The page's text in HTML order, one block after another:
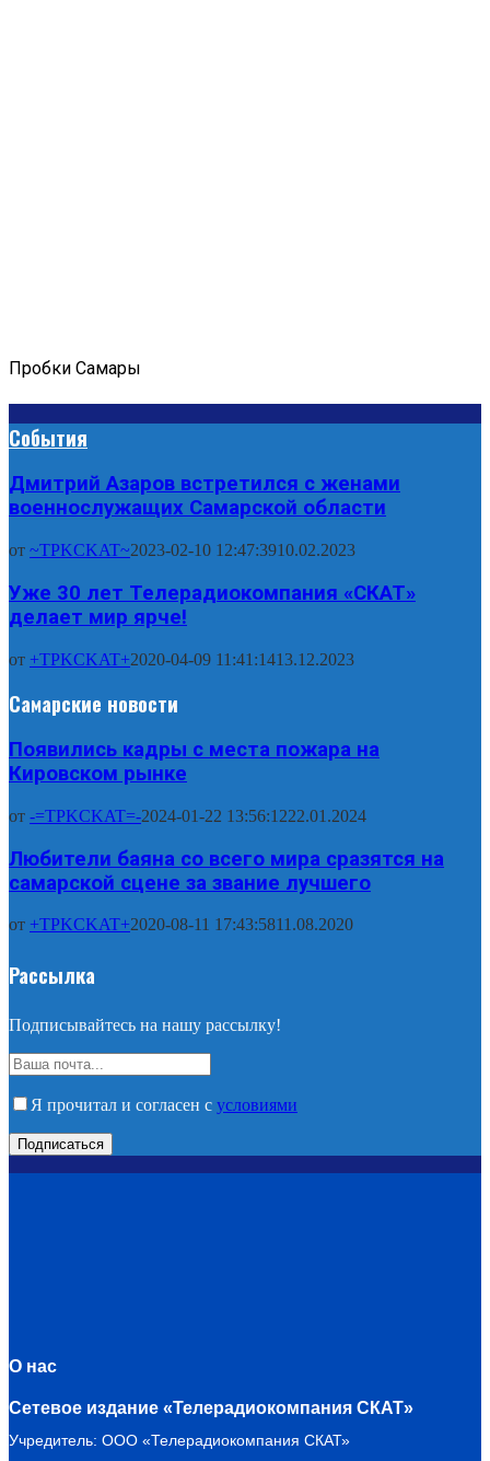
Пробки Самары
События
Дмитрий Азаров встретился с женами
военнослужащих Самарской области
от ~TPKCKAT~2023-02-10 12:47:3910.02.2023
Уже 30 лет Телерадиокомпания «СКАТ»
делает мир ярче!
от +TPKCKAT+2020-04-09 11:41:1413.12.2023
Самарские новости
Появились кадры с места пожара на
Кировском рынке
от -=TPKCKAT=-2024-01-22 13:56:1222.01.2024
Любители баяна со всего мира сразятся на
самарской сцене за звание лучшего
от +TPKCKAT+2020-08-11 17:43:5811.08.2020
Рассылка
Подписывайтесь на нашу рассылку!
Я прочитал и согласен с условиями
О нас
Сетевое издание «Телерадиокомпания СКАТ»
Учредитель: ООО «Телерадиокомпания СКАТ»